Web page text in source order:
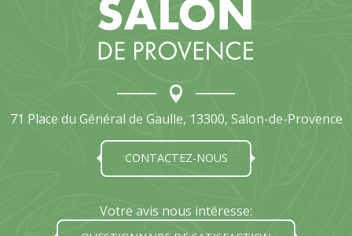
71 Place du Général de Gaulle, 13300, Salon-de-Provence
CONTACTEZ-NOUS
Votre avis nous intéresse: